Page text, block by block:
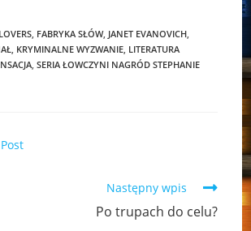
FABRYKA SŁÓW, JANET EVANOVICH
KRYMINALNE WYZWANIE LITERATURA
SERIA ŁOWCZYNI NAGRÓD STEPHANIE
Następny wpis
Po trupach do celu?